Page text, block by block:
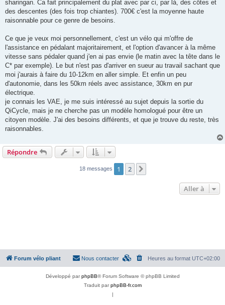
sharingan. Ca fait principalement du plat avec par ci, par là, des côtes et
des descentes (des fois trop chiantes). 700€ c'est la moyenne haute
raisonnable pour ce genre de besoins.
Ce que je veux moi personnellement, c'est un vélo qui m'offre de
l'assistance en pédalant majoritairement, et l'option d'avancer à la même
vitesse sans pédaler quand j'en ai pas envie (le matin avec la tête dans le
C* par exemple). Le but n'est pas d'arriver en sueur au travail sachant que
moi j'aurais à faire du 10-12km en aller simple. Et enfin un peu
d'autonomie, dans les 50km réels avec assistance, 30km en pur
électrique.
je connais les VAE, je me suis intéressé au sujet depuis la sortie du
QiCycle, mais je ne cherche pas un modèle homologué pour être un
citoyen modèle. J'ai des besoins différents, et que je trouve du reste, très
raisonnables.
Répondre
18 messages 1 2
Aller à
Forum vélo pliant Heures au format UTC+02:00
Nous contacter
Développé parphpBB® Forum Software © phpBB Limited
Traduit parphpBB-fr.com
|